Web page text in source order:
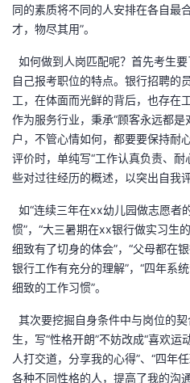
同的素质将不同的人安排在各自最
才，物尽其用”。
如何做到人岗匹配呢？首先考生
自己报考职位的特点。银行招聘的
工，在体面而光鲜的背后，也存在
作为服务行业，秉承“顾客永远都
户，不管心情如何，都要要保持耐
评价时，单纯写“工作认真负责、
些对过往经历的概述，以突出自我
如“连续三年在xx幼儿园做志愿者
惯”，“大三暑期在xx银行做实习生
细致有了切身的体会”，“父母都在
银行工作有充分的理解”，“四年系
细致的工作习惯”。
其次要挖掘自身条件中与岗位的
生，写“性格开朗”不妨改成“喜欢
人打交道，分享我的心得”、“四年
各种不同性格的人，提高了我的沟